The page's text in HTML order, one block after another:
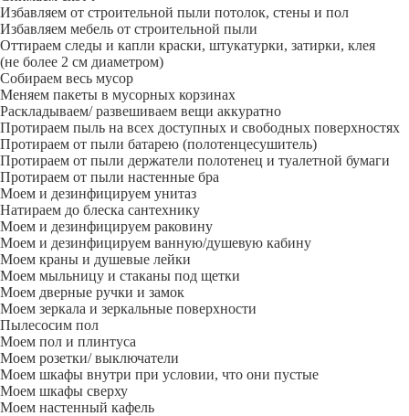
Избавляем от строительной пыли потолок, стены и пол
Избавляем мебель от строительной пыли
Оттираем следы и капли краски, штукатурки, затирки, клея
(не более 2 см диаметром)
Собираем весь мусор
Меняем пакеты в мусорных корзинах
Раскладываем/ развешиваем вещи аккуратно
Протираем пыль на всех доступных и свободных поверхностях
Протираем от пыли батарею (полотенцесушитель)
Протираем от пыли держатели полотенец и туалетной бумаги
Протираем от пыли настенные бра
Моем и дезинфицируем унитаз
Натираем до блеска сантехнику
Моем и дезинфицируем раковину
Моем и дезинфицируем ванную/душевую кабину
Моем краны и душевые лейки
Моем мыльницу и стаканы под щетки
Моем дверные ручки и замок
Моем зеркала и зеркальные поверхности
Пылесосим пол
Моем пол и плинтуса
Моем розетки/ выключатели
Моем шкафы внутри при условии, что они пустые
Моем шкафы сверху
Моем настенный кафель